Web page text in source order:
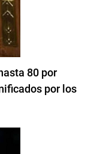
80 por
por los